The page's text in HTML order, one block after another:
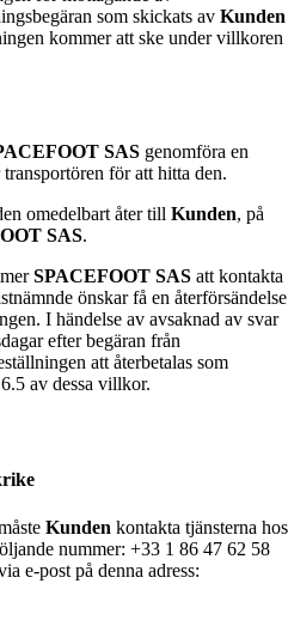
som skickats av Kunden
kommer att ske under villkoren
SAS genomföra en
för att hitta den.
omedelbart åter till Kunden, på
SAS.
SPACEFOOT SAS att kontakta
önskar få en återförsändelse
I händelse av avsaknad av svar
efter begäran från
att återbetalas som
av dessa villkor.
Kunden kontakta tjänsterna hos
nummer: +33 1 86 47 62 58
e-post på denna adress: